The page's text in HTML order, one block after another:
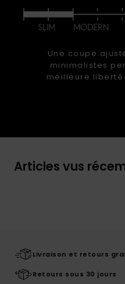
Une coupe
minimalistes
meilleure liberté
Articles vus
Livraison et retours
Retours sous 30 jours